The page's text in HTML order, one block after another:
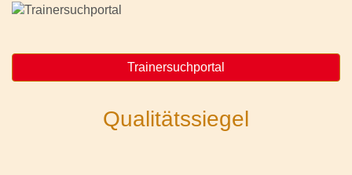
Trainersuchportal
Qualitätssiegel